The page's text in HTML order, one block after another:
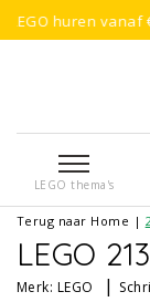
LEGO thema's
Terug naar Home |
LEGO
Merk: LEGO |